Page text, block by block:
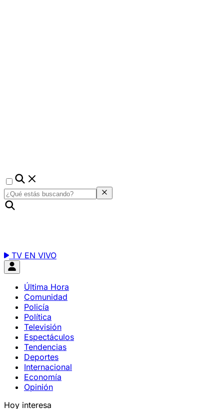
TV EN VIVO
Última Hora
Comunidad
Policía
Política
Televisión
Espectáculos
Tendencias
Deportes
Internacional
Economía
Opinión
Hoy interesa